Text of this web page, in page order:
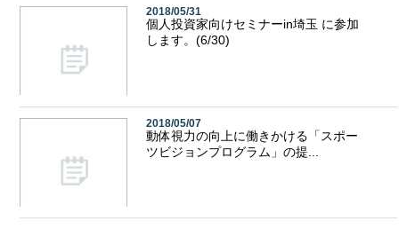
2018/05/31
個人投資家向けセミナーin埼玉 に参加
します。(6/30)
2018/05/07
動体視力の向上に働きかける「スポー
ツビジョンプログラム」の提...